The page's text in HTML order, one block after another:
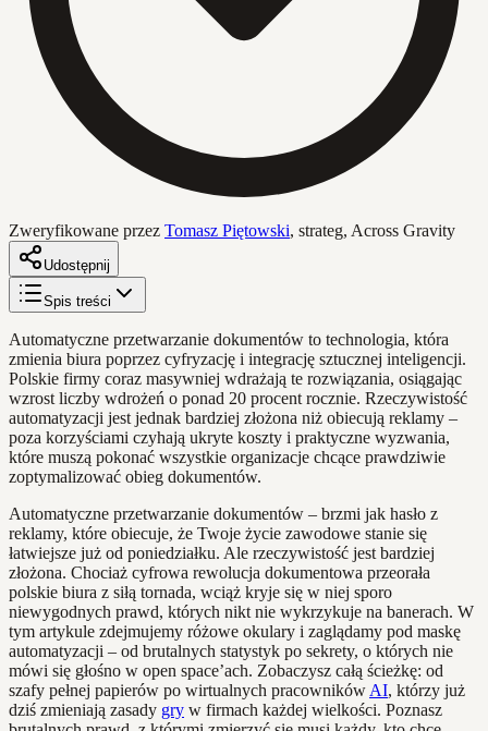
Zweryfikowane przez Tomasz Piętowski, strateg, Across Gravity
Udostępnij
Spis treści
Automatyczne przetwarzanie dokumentów to technologia, która
zmienia biura poprzez cyfryzację i integrację sztucznej inteligencji.
Polskie firmy coraz masywniej wdrażają te rozwiązania, osiągając
wzrost liczby wdrożeń o ponad 20 procent rocznie. Rzeczywistość
automatyzacji jest jednak bardziej złożona niż obiecują reklamy –
poza korzyściami czyhają ukryte koszty i praktyczne wyzwania,
które muszą pokonać wszystkie organizacje chcące prawdziwie
zoptymalizować obieg dokumentów.
Automatyczne przetwarzanie dokumentów – brzmi jak hasło z
reklamy, które obiecuje, że Twoje życie zawodowe stanie się
łatwiejsze już od poniedziałku. Ale rzeczywistość jest bardziej
złożona. Chociaż cyfrowa rewolucja dokumentowa przeorała
polskie biura z siłą tornada, wciąż kryje się w niej sporo
niewygodnych prawd, których nikt nie wykrzykuje na banerach. W
tym artykule zdejmujemy różowe okulary i zaglądamy pod maskę
automatyzacji – od brutalnych statystyk po sekrety, o których nie
mówi się głośno w open space’ach. Zobaczysz całą ścieżkę: od
szafy pełnej papierów po wirtualnych pracowników AI, którzy już
dziś zmieniają zasady gry w firmach każdej wielkości. Poznasz